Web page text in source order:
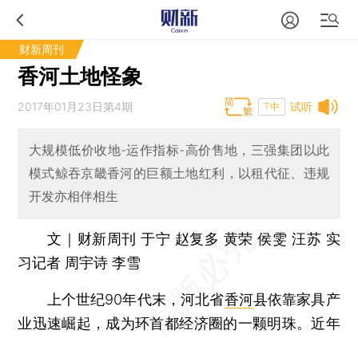
财新周刊
香河土地怪象
试听
2017年01月23日第4期 T中
大规模低价收地-运作指标-高价售地，三强集团以此
模式鲸吞京畿香河的巨额土地红利，以租代征、违规
开发亦相伴相生
文｜财新周刊 于宁 赵复多 黄荣 侯雯 汪苏 实
习记者 周宇诗 李雪
上个世纪90年代末，河北省香河县依靠家具产
业迅速崛起，成为环首都经济圈的一颗明珠。近年